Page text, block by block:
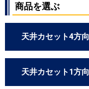
商品を選ぶ
天井カセット4方向
天井カセット1方向